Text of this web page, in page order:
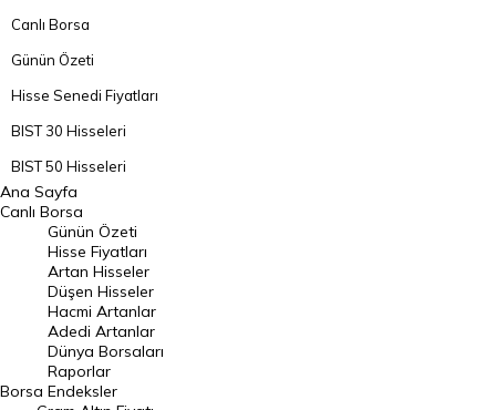
Canlı Borsa
Günün Özeti
Hisse Senedi Fiyatları
BIST 30 Hisseleri
BIST 50 Hisseleri
BIST 100 Hisseleri
En Çok Artan Hisseler
En Çok Düşen Hisseler
Hacmi Artanlar
Geçmiş Kapanışlar
Dünya Borsaları
Ana Sayfa
Canlı Borsa
Borsa
Günün Özeti
Hisse Fiyatları
Artan Hisseler
Düşen Hisseler
Hacmi Artanlar
Adedi Artanlar
Dünya Borsaları
Raporlar
Endeksler